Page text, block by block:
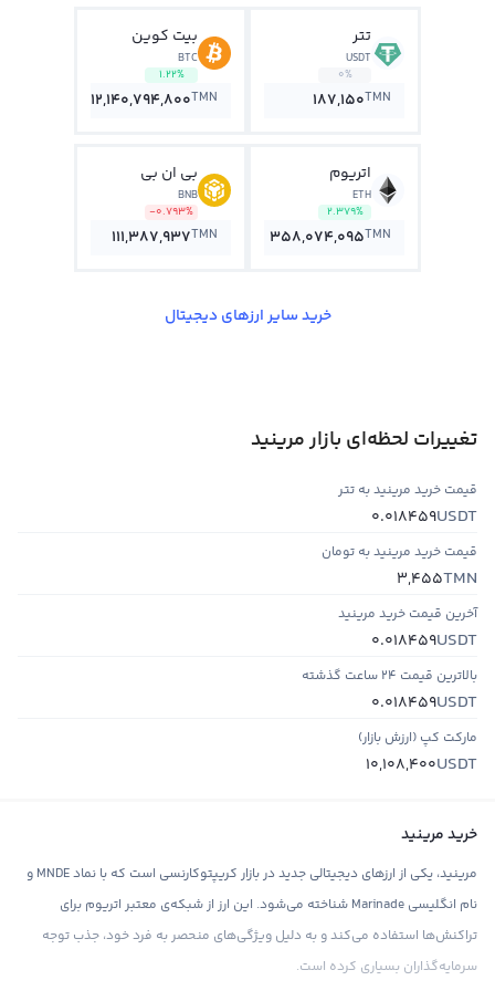
تتر
USDT
0%
187,150TMN
بیت کوین
BTC
1.22%
12,140,794,800TMN
اتریوم
ETH
2.379%
358,074,095TMN
بی ان بی
BNB
-0.793%
111,387,937TMN
خرید سایر ارزهای دیجیتال
تغییرات لحظه‌ای بازار مرینید
قیمت خرید مرینید به تتر
USDT
0.018459
قیمت خرید مرینید به تومان
TMN
3,455
آخرین قیمت خرید مرینید
USDT
0.018459
بالاترین قیمت ۲۴ ساعت گذشته
USDT
0.018459
مارکت کپ (ارزش بازار)
USDT
10,108,400
خرید مرینید
مرینید، یکی از ارزهای دیجیتالی جدید در بازار کریپتوکارنسی است که با نماد MNDE و
نام انگلیسی Marinade شناخته می‌شود. این ارز از شبکه‌ی معتبر اتریوم برای
تراکنش‌ها استفاده می‌کند و به دلیل ویژگی‌های منحصر به فرد خود، جذب توجه
سرمایه‌گذاران بسیاری کرده است.